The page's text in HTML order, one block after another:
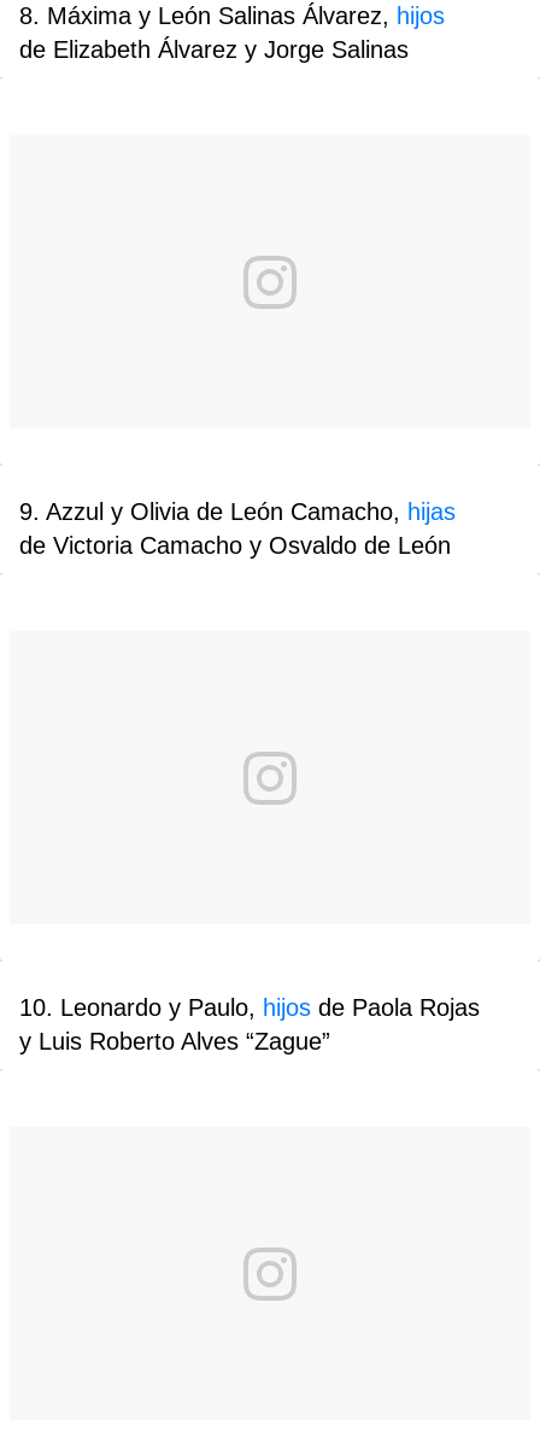
8. Máxima y León Salinas Álvarez, hijos
de Elizabeth Álvarez y Jorge Salinas
9. Azzul y Olivia de León Camacho, hijas
de Victoria Camacho y Osvaldo de León
10. Leonardo y Paulo, hijos de Paola Rojas
y Luis Roberto Alves “Zague”